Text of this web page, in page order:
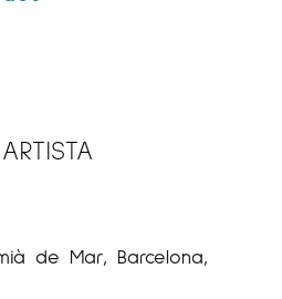
de Mar, Barcelona,